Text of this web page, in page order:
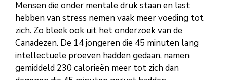
Mensen die onder mentale druk staan en last
hebben van stress nemen vaak meer voeding tot
zich. Zo bleek ook uit het onderzoek van de
Canadezen. De 14 jongeren die 45 minuten lang
intellectuele proeven hadden gedaan, namen
gemiddeld 230 calorieën meer tot zich dan